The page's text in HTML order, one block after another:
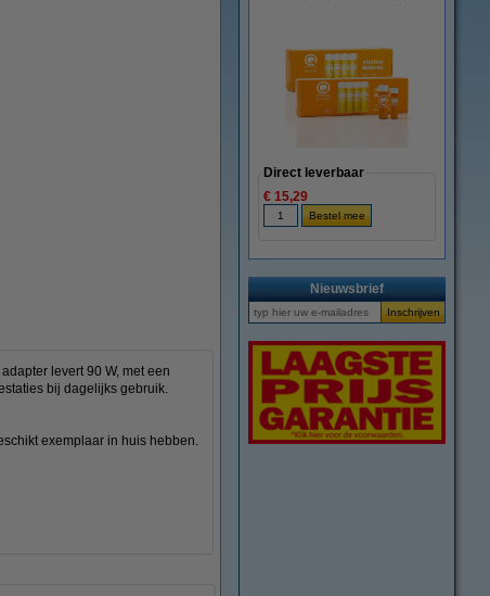
vergroten
levert 90 W, met een
bij dagelijks gebruik.
exemplaar in huis hebben.
Direct leverbaar
€ 15,29
Nieuwsbrief